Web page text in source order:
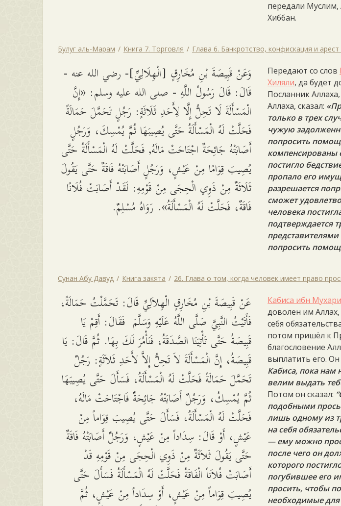
передали
Хиббан.
Булуг аль-Марам Книга 7. Торговля Глава 6. Банкротство, конфискация и
وَعَنْ قَبِيصَةَ بْنِ مُخَارِقٍ [الْهِلَالِيِّ]- رضي الله عنه -
قَالَ: قَالَ رَسُولُ اللَّهِ - صلى الله عليه وسلم: «إِنَّ
الْمَسْأَلَةَ لَا تَحِلُّ إِلَّا لِأَحَدِ ثَلَاثَةٍ: رَجُلٍ تَحَمَّلَ حَمَالَةً
فَحَلَّتْ لَهُ الْمَسْأَلَةُ حَتَّى يُصِيبَهَا ثُمَّ يُمْسِكَ، وَرَجُلٍ
أَصَابَتْهُ جَائِحَةٌ اجْتَاحَتْ مَالَهُ, فَحَلَّتْ لَهُ الْمَسْأَلَةُ حَتَّى
يُصِيبَ قِوَامًا مِنْ عَيْشٍ، وَرَجُلٍ أَصَابَتْهُ فَاقَةٌ حَتَّى يَقُولَ
ثَلَاثَةٌ مِنْ ذَوِي الْحِجَى مِنْ قَوْمِهِ: لَقَدْ أَصَابَتْ فُلَانًا
فَاقَةٌ، فَحَلَّتْ لَهُ الْمَسْأَلَةُ». رَوَاهُ مُسْلِمٌ.
Передают со слов
Хиляли, да будет
Посланник
Аллаха, сказал:
только в трех
чужую
попросить
компенсированы
постигло
пропало его
разрешается
сможет
человека
подтверждается
попросить
Сунан Абу Давуд Книга закята 26. Глава о том, когда человек имеет право
عَنْ قَبِيصَةَ بْنِ مُخَارِقٍ الْهِلاَلِيِّ قَالَ: تَحَمَّلْتُ حَمَالَةً،
فَأَتَيْتُ النَّبِيَّ صَلَّى اللَّهُ عَلَيْهِ وَسَلَّمَ فَقَالَ: أَقِمْ يَا
قَبِيصَةُ حَتَّى تَأْتِيَنَا الصَّدَقَةُ، فَنَأْمُرَ لَكَ بِهَا. ثُمَّ قَالَ: يَا
قَبِيصَةُ، إِنَّ الْمَسْأَلَةَ لاَ تَحِلُّ إِلاَّ لأَحَدِ ثَلاَثَةٍ: رَجُلٌ
تَحَمَّلَ حَمَالَةً فَحَلَّتْ لَهُ الْمَسْأَلَةُ، فَسَأَلَ حَتَّى يُصِيبَهَا
ثُمَّ يُمْسِكُ، وَرَجُلٌ أَصَابَتْهُ جَائِحَةٌ فَاجْتَاحَتْ مَالَهُ،
فَحَلَّتْ لَهُ الْمَسْأَلَةُ، فَسَأَلَ حَتَّى يُصِيبَ قِوَاماً مِنْ
عَيْشٍ، أَوْ قَالَ: سِدَاداً مِنْ عَيْشٍ، وَرَجُلٌ أَصَابَتْهُ فَاقَةٌ
حَتَّى يَقُولَ ثَلاَثَةٌ مِنْ ذَوِي الْحِجَى مِنْ قَوْمِهِ قَدْ
أَصَابَتْ فُلاَناً الْفَاقَةُ فَحَلَّتْ لَهُ الْمَسْأَلَةُ فَسَأَلَ حَتَّى
يُصِيبَ قِوَاماً مِنْ عَيْشٍ، أَوْ سِدَاداً مِنْ عَيْشٍ، ثُمَّ
Кабиса ибн
доволен им Аллах,
себя
потом пришёл к
благословение
выплатить его. Он
Кабиса, пока нам
велим выдать
Потом он сказал:
подобными
лишь одному из
на себя
— ему можно
после чего он
которого
погубившее его
просить, чтобы
необходимые